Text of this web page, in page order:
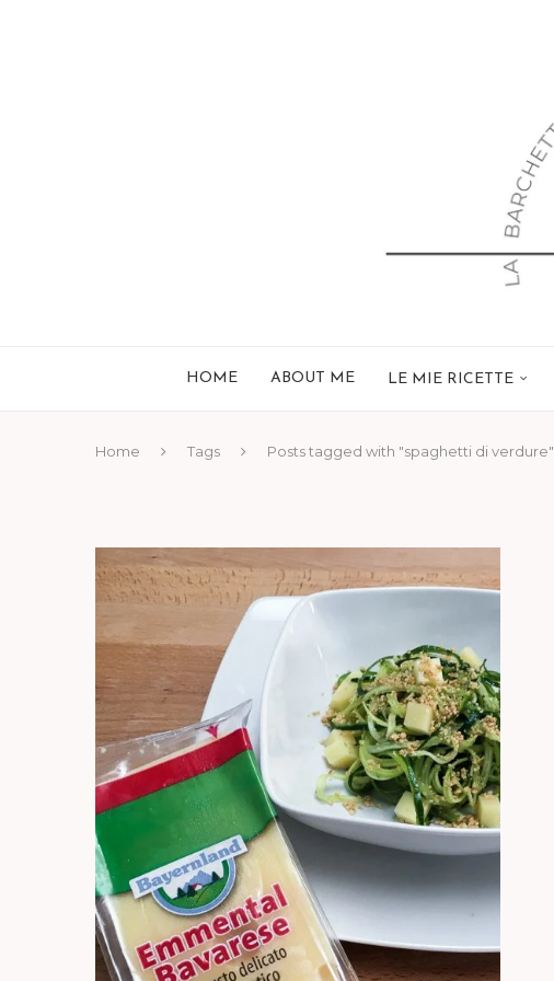
HOME ABOUT ME LE MIE RICETTE
Home Tags Posts tagged with "spaghetti di verdure"